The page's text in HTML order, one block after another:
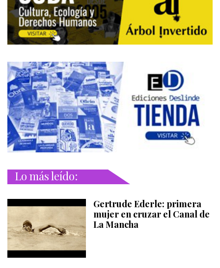
Lo más leído:
Gertrude Ederle: primera
mujer en cruzar el Canal de
La Mancha